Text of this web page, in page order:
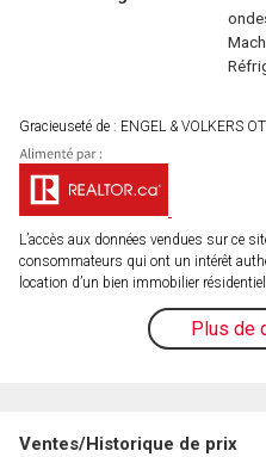
Gracieuseté de : ENGEL & VOLKERS
L’accès aux données vendues sur ce
consommateurs qui ont un intérêt
location d’un bien immobilier
Plus de
Ventes/Historique de prix